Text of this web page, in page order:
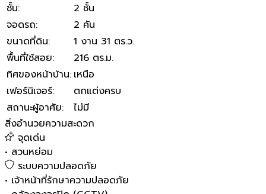
ชั้น:
2 ชั้น
จอดรถ:
2 คัน
ขนาดที่ดิน:
1 งาน 31 ตร.ว.
พื้นที่ใช้สอย:
216 ตร.ม.
ทิศของหน้าบ้าน: เหนือ
เฟอร์นิเจอร์:
ตกแต่งครบ
สถานะผู้อาศัย:
ไม่มี
สิ่งอำนวยความสะดวก
จุดเด่น
• สวนหย่อม
ระบบความปลอดภัย
• เจ้าหน้าที่รักษาความปลอดภัย